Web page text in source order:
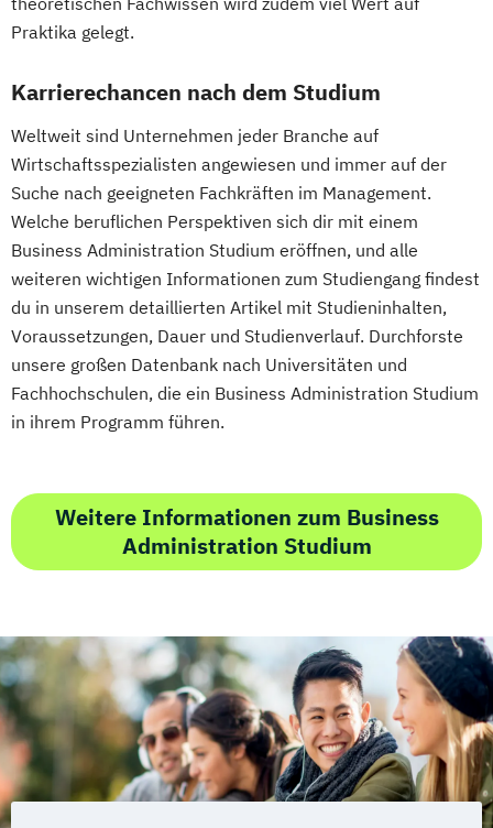
Praktika gelegt.
Karrierechancen nach dem Studium
Weltweit sind Unternehmen jeder Branche auf
Wirtschaftsspezialisten angewiesen und immer auf der
Suche nach geeigneten Fachkräften im Management.
Welche beruflichen Perspektiven sich dir mit einem
Business Administration Studium eröffnen, und alle
weiteren wichtigen Informationen zum Studiengang findest
du in unserem detaillierten Artikel mit Studieninhalten,
Voraussetzungen, Dauer und Studienverlauf. Durchforste
unsere großen Datenbank nach Universitäten und
Fachhochschulen, die ein Business Administration Studium
in ihrem Programm führen.
Weitere Informationen zum Business
Administration Studium